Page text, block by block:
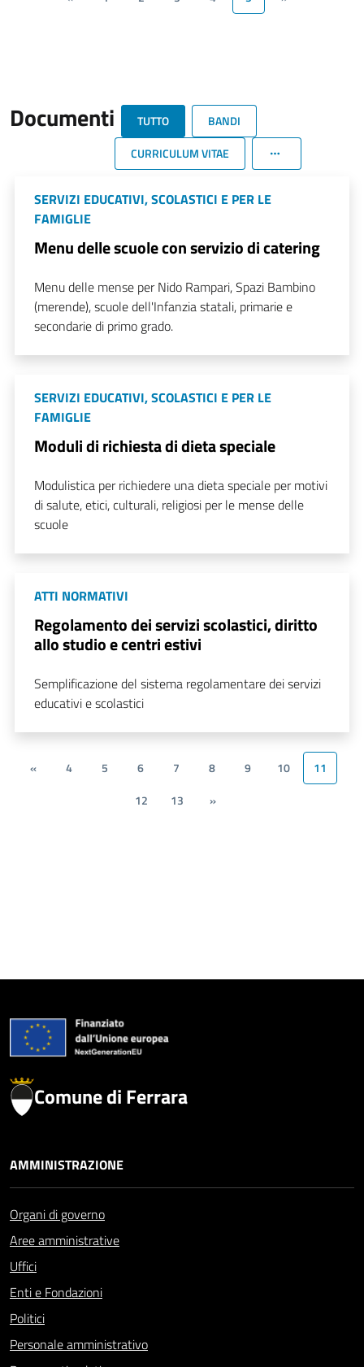
Documenti TUTTO
BANDI
CURRICULUM VITAE
SERVIZI EDUCATIVI, SCOLASTICI E PER LE
FAMIGLIE
Menu delle scuole con servizio di catering
Menu delle mense per Nido Rampari, Spazi Bambino
(merende), scuole dell'Infanzia statali, primarie e
secondarie di primo grado.
SERVIZI EDUCATIVI, SCOLASTICI E PER LE
FAMIGLIE
Moduli di richiesta di dieta speciale
Modulistica per richiedere una dieta speciale per motivi
di salute, etici, culturali, religiosi per le mense delle
scuole
ATTI NORMATIVI
Regolamento dei servizi scolastici, diritto
allo studio e centri estivi
Semplificazione del sistema regolamentare dei servizi
educativi e scolastici
« 4 5 6 7 8 9 10
11
12
13 »
Comune di Ferrara
AMMINISTRAZIONE
Organi di governo
Aree amministrative
Uffici
Enti e Fondazioni
Politici
Personale amministrativo